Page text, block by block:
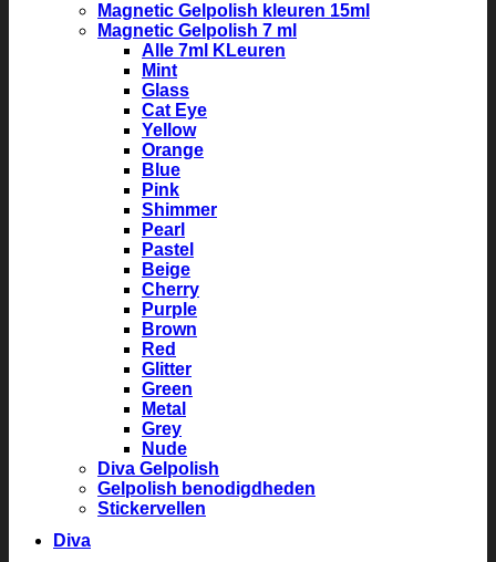
Magnetic Gelpolish kleuren 15ml
Magnetic Gelpolish 7 ml
Alle 7ml KLeuren
Mint
Glass
Cat Eye
Yellow
Orange
Blue
Pink
Shimmer
Pearl
Pastel
Beige
Cherry
Purple
Brown
Red
Glitter
Green
Metal
Grey
Nude
Diva Gelpolish
Gelpolish benodigdheden
Stickervellen
Diva